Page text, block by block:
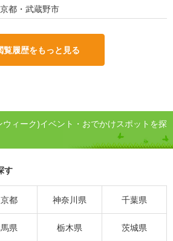
都・武蔵野市
覧履歴をもっと見る
ィーク)イベント・おでかけスポットを探
す
都 神奈川県 千葉県
県 栃木県 茨城県